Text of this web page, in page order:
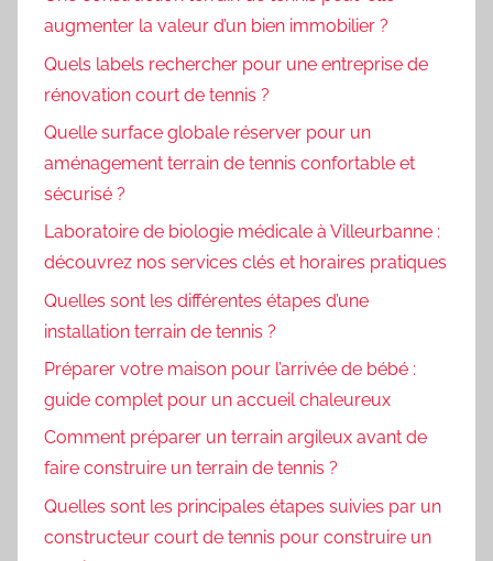
augmenter la valeur d’un bien immobilier ?
Quels labels rechercher pour une entreprise de
rénovation court de tennis ?
Quelle surface globale réserver pour un
aménagement terrain de tennis confortable et
sécurisé ?
Laboratoire de biologie médicale à Villeurbanne :
découvrez nos services clés et horaires pratiques
Quelles sont les différentes étapes d’une
installation terrain de tennis ?
Préparer votre maison pour l’arrivée de bébé :
guide complet pour un accueil chaleureux
Comment préparer un terrain argileux avant de
faire construire un terrain de tennis ?
Quelles sont les principales étapes suivies par un
constructeur court de tennis pour construire un